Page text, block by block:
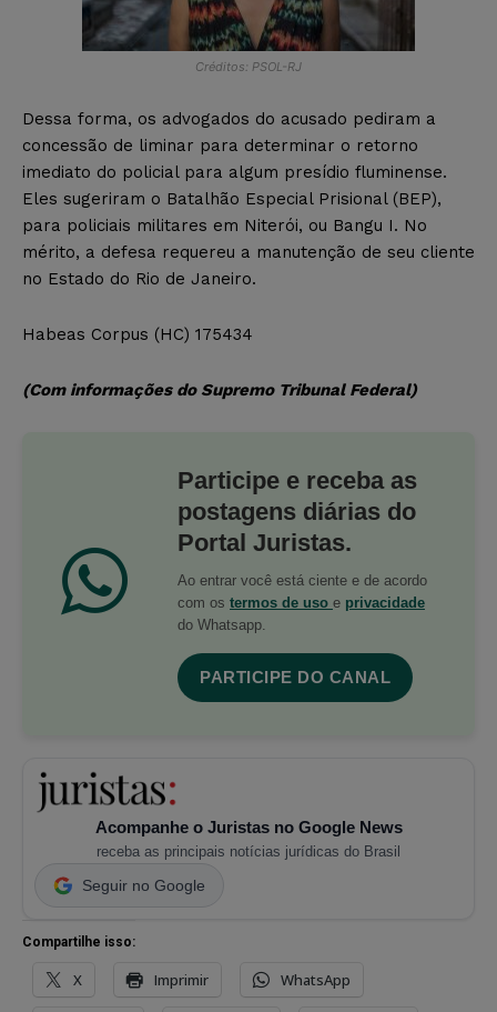
Créditos: PSOL-RJ
Dessa forma, os advogados do acusado pediram a
concessão de liminar para determinar o retorno
imediato do policial para algum presídio fluminense.
Eles sugeriram o Batalhão Especial Prisional (BEP),
para policiais militares em Niterói, ou Bangu I. No
mérito, a defesa requereu a manutenção de seu cliente
no Estado do Rio de Janeiro.
Habeas Corpus (HC) 175434
(Com informações do Supremo Tribunal Federal)
Participe e receba as
postagens diárias do
Portal Juristas.
Ao entrar você está ciente e de acordo
com os termos de uso e privacidade
do Whatsapp.
PARTICIPE DO CANAL
Acompanhe o Juristas no Google News
receba as principais notícias jurídicas do Brasil
Seguir no Google
Compartilhe isso:
X Imprimir WhatsApp